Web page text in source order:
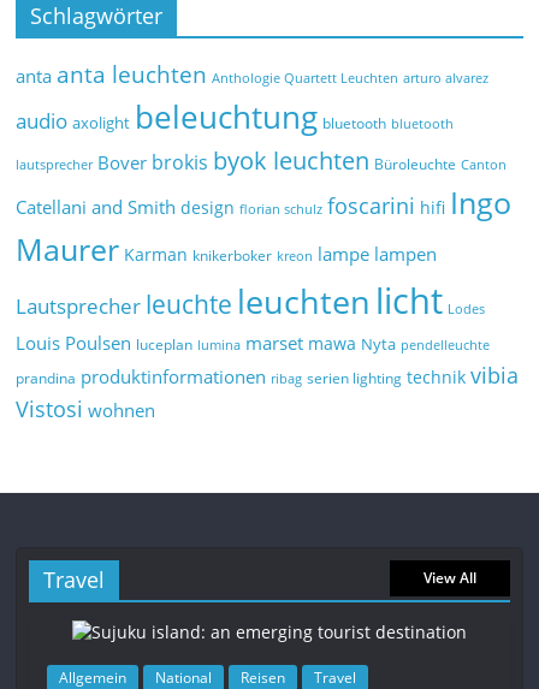
Schlagwörter
anta anta leuchten Anthologie Quartett Leuchten arturo alvarez
audio axolight beleuchtung bluetooth bluetooth
lautsprecher Bover brokis byok leuchten Büroleuchte Canton
Catellani and Smith design florian schulz foscarini hifi Ingo
Maurer Karman knikerboker kreon lampe lampen
Lautsprecher leuchte leuchten licht Lodes
Louis Poulsen luceplan lumina marset mawa Nyta pendelleuchte
prandina produktinformationen ribag serien lighting technik vibia
Vistosi wohnen
Travel View All
Allgemein National Reisen Travel